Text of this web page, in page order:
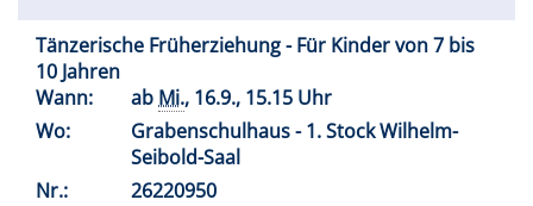
Tänzerische Früherziehung - Für Kinder von 7 bis
10 Jahren
Wann:
ab Mi., 16.9., 15.15 Uhr
Wo:
Grabenschulhaus - 1. Stock Wilhelm-
Seibold-Saal
Nr.:
26220950